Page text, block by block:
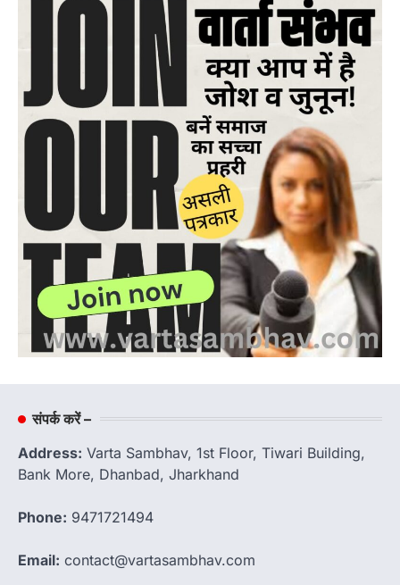
संपर्क करें –
Address: Varta Sambhav, 1st Floor, Tiwari Building,
Bank More, Dhanbad, Jharkhand
Phone: 9471721494
Email: contact@vartasambhav.com